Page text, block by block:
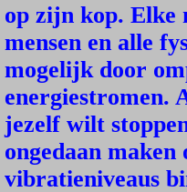
op zijn kop. Elke
mensen en alle
mogelijk door
energiestromen.
jezelf wilt
ongedaan
vibratieniveaus